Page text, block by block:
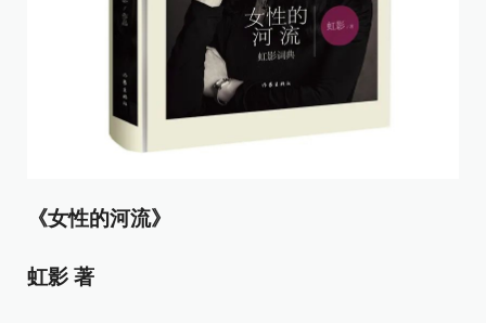
《女性的河流》
虹影 著